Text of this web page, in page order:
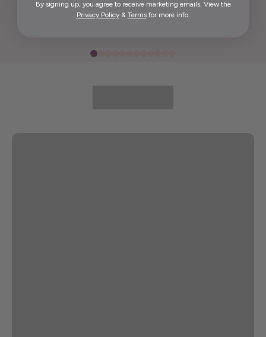
Elida G.
By signing up, you agree to receive marketing emails. View the
Privacy Policy& Termsfor more info.